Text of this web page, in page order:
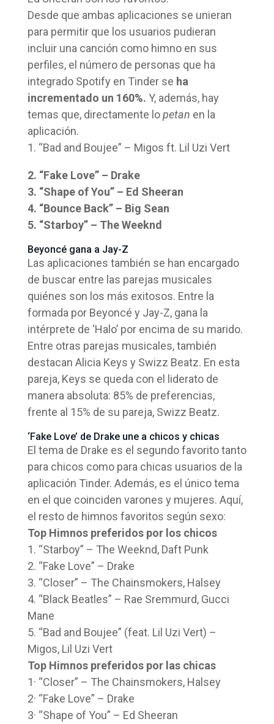
Desde que ambas aplicaciones se unieran
para permitir que los usuarios pudieran
incluir una canción como himno en sus
perfiles, el número de personas que ha
integrado Spotify en Tinder se ha
incrementado un 160%. Y, además, hay
temas que, directamente lopetan en la
aplicación.
1. “Bad and Boujee” – Migos ft. Lil Uzi Vert
2. “Fake Love” – Drake
3. “Shape of You” – Ed Sheeran
4. “Bounce Back” – Big Sean
5. “Starboy” – The Weeknd
Beyoncé gana a Jay-Z
Las aplicaciones también se han encargado
de buscar entre las parejas musicales
quiénes son los más exitosos. Entre la
formada por Beyoncé y Jay-Z, gana la
intérprete de ‘Halo’ por encima de su marido.
Entre otras parejas musicales, también
destacan Alicia Keys y Swizz Beatz. En esta
pareja, Keys se queda con el liderato de
manera absoluta: 85% de preferencias,
frente al 15% de su pareja, Swizz Beatz.
‘Fake Love’ de Drake une a chicos y chicas
El tema de Drake es el segundo favorito tanto
para chicos como para chicas usuarios de la
aplicación Tinder. Además, es el único tema
en el que coinciden varones y mujeres. Aquí,
el resto de himnos favoritos según sexo:
Top Himnos preferidos por los chicos
1. “Starboy” – The Weeknd, Daft Punk
2. “Fake Love” – Drake
3. “Closer” – The Chainsmokers, Halsey
4. “Black Beatles” – Rae Sremmurd, Gucci
Mane
5. “Bad and Boujee” (feat. Lil Uzi Vert) –
Migos, Lil Uzi Vert
Top Himnos preferidos por las chicas
1· “Closer” – The Chainsmokers, Halsey
2· “Fake Love” – Drake
3· “Shape of You” – Ed Sheeran